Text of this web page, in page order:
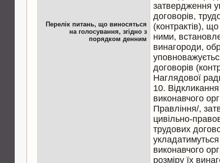
Перелік питань, що виносяться
на голосування, згідно з
порядком денним
затвердження
договорів,
(контрактів),
ними,
винагороди,
договорів
Наглядової
10.
виконавчого
Правління/,
цивільно-
трудових
виконавчого
розміру їх